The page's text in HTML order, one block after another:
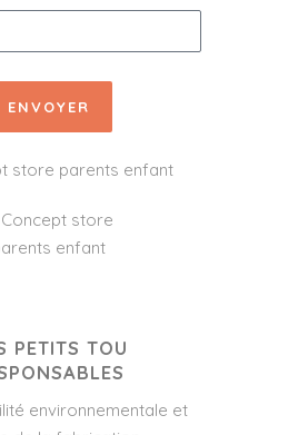
ENVOYER
PETITS TOU
environnementale et